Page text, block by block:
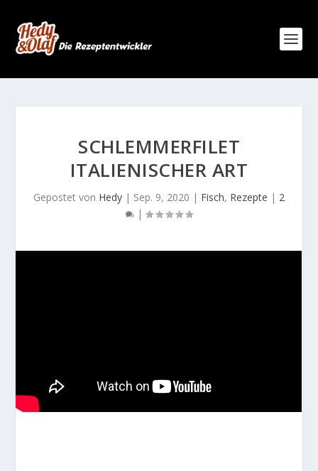
SCHLEMMERFILET
ITALIENISCHER ART
Gepostet von Hedy | Sep. 9, 2020 | Fisch, Rezepte | 2
|